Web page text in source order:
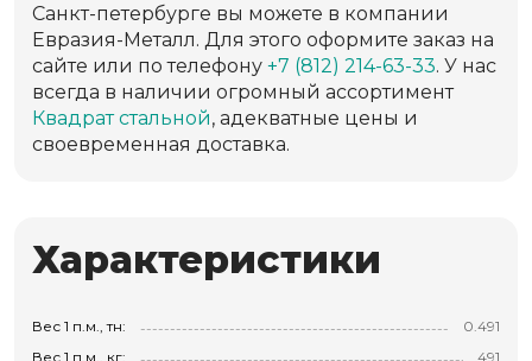
Санкт-петербурге вы можете в компании
Евразия-Металл. Для этого оформите заказ на
сайте или по телефону +7 (812) 214-63-33. У нас
всегда в наличии огромный ассортимент
Квадрат стальной, адекватные цены и
своевременная доставка.
Характеристики
Вес 1 п.м., тн:
0.491
Вес 1 п.м., кг:
491